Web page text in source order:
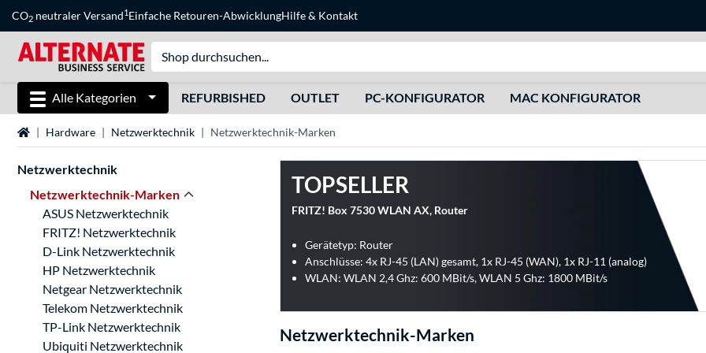
CO2 neutraler Versand1Einfache Retouren-AbwicklungHilfe& Kontakt
Alle Kategorien REFURBISHED OUTLET PC-KONFIGURATOR MAC KONFIGURATOR
StartseiteHardware Netzwerktechnik Netzwerktechnik-Marken
Netzwerktechnik
Netzwerktechnik-Marken
ASUS Netzwerktechnik
FRITZ! Netzwerktechnik
D-Link Netzwerktechnik
HP Netzwerktechnik
Netgear Netzwerktechnik
Telekom Netzwerktechnik
TP-Link Netzwerktechnik
Ubiquiti Netzwerktechnik
TOPSELLER
FRITZ! Box 7530 WLAN AX, Router
Gerätetyp: Router
Anschlüsse: 4x RJ-45 (LAN) gesamt, 1x RJ-45 (WAN), 1x RJ-11 (analog)
WLAN: WLAN 2,4 Ghz: 600 MBit/s, WLAN 5 Ghz: 1800 MBit/s
Netzwerktechnik-Marken